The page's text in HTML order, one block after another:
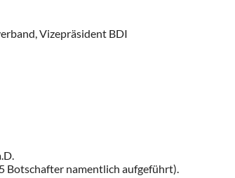
Vizepräsident BDI
Botschafter namentlich aufgeführt).